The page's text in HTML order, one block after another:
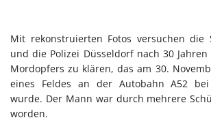
Mit rekonstruierten Fotos versuchen die
und die Polizei Düsseldorf nach 30
Mordopfers zu klären, das am 30.
eines Feldes an der Autobahn A52
wurde. Der Mann war durch mehrere
worden.